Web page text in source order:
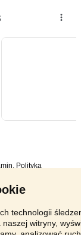
technologii
witryny,
, Polityka